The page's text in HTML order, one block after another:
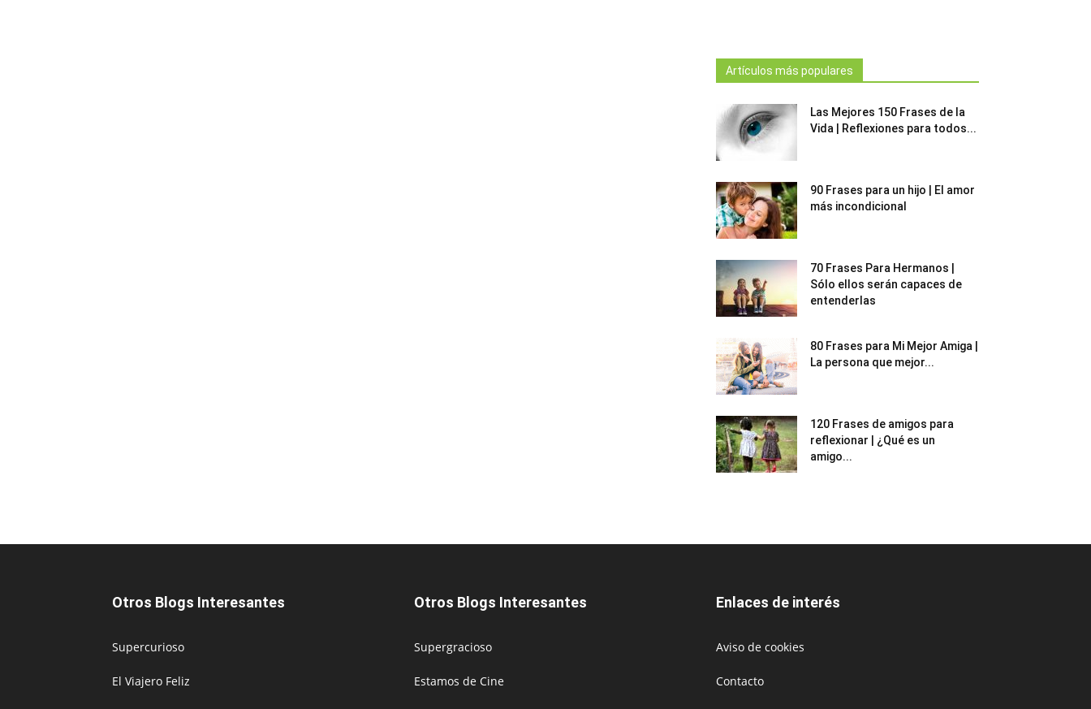
Artículos más populares
Las Mejores 150 Frases de la
Vida | Reflexiones para todos...
90 Frases para un hijo | El amor
más incondicional
70 Frases Para Hermanos |
Sólo ellos serán capaces de
entenderlas
80 Frases para Mi Mejor Amiga |
La persona que mejor...
120 Frases de amigos para
reflexionar | ¿Qué es un
amigo...
Otros Blogs Interesantes
Supercurioso
El Viajero Feliz
Otros Blogs Interesantes
Supergracioso
Estamos de Cine
Enlaces de interés
Aviso de cookies
Contacto